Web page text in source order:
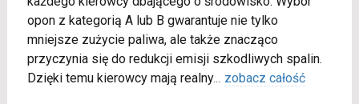
opon z kategorią A lub B gwarantuje nie tylko
mniejsze zużycie paliwa, ale także znacząco
przyczynia się do redukcji emisji szkodliwych spalin.
Dzięki temu kierowcy mają realny... zobacz całość